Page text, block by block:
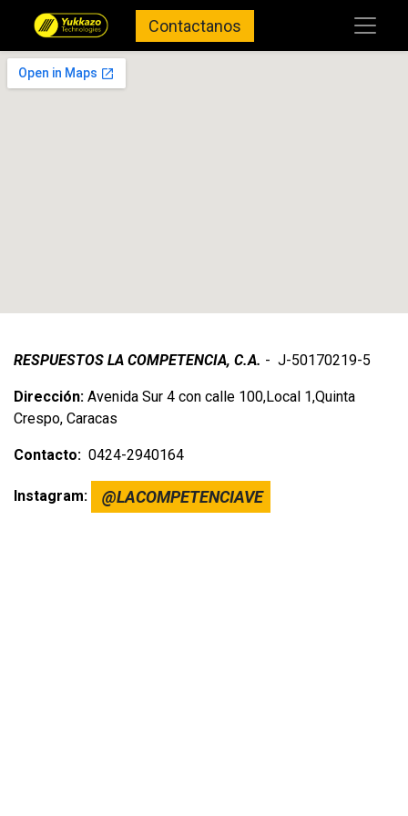
Contactanos
RESPUESTOS LA COMPETENCIA, C.A. - J-50170219-5
Dirección: Avenida Sur 4 con calle 100,Local 1,Quinta
Crespo, Caracas
Contacto: 0424-2940164
Instagram: @LACOMPETENCIAVE